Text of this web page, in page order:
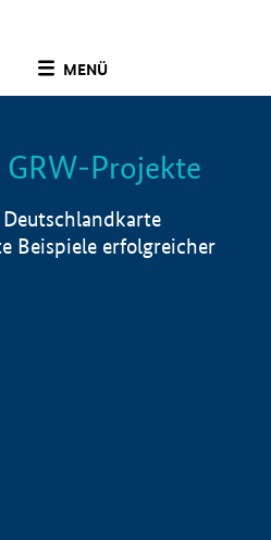
MENÜ
Info
Projekte
Beispiele erfolgreicher